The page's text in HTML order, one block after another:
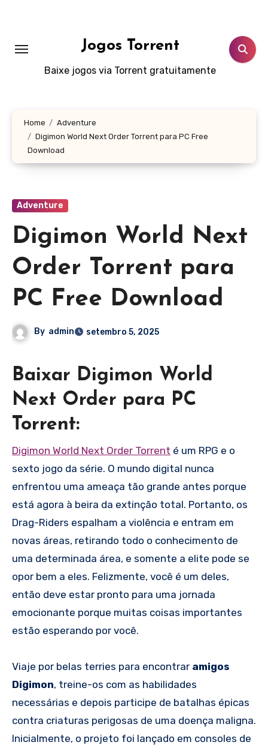
Jogos Torrent
Baixe jogos via Torrent gratuitamente
Home
Adventure
Digimon World Next Order Torrent para PC Free
Download
Adventure
Digimon World Next
Order Torrent para
PC Free Download
By admin setembro 5, 2025
Baixar Digimon World
Next Order para PC
Torrent:
Digimon World Next Order Torrent é um RPG e o
sexto jogo da série. O mundo digital nunca
enfrentou uma ameaça tão grande antes porque
está agora à beira da extinção total. Portanto, os
Drag-Riders espalham a violência e entram em
novas áreas, retirando todo o conhecimento de
uma determinada área, e somente a elite pode se
opor bem a eles. Felizmente, você é um deles,
então deve estar pronto para uma jornada
emocionante porque muitas coisas importantes
estão esperando por você.
Viaje por belas terries para encontrar amigos
Digimon, treine-os com as habilidades
necessárias e depois participe de batalhas épicas
contra criaturas perigosas de uma doença maligna.
Inicialmente, o projeto foi lançado em consoles de